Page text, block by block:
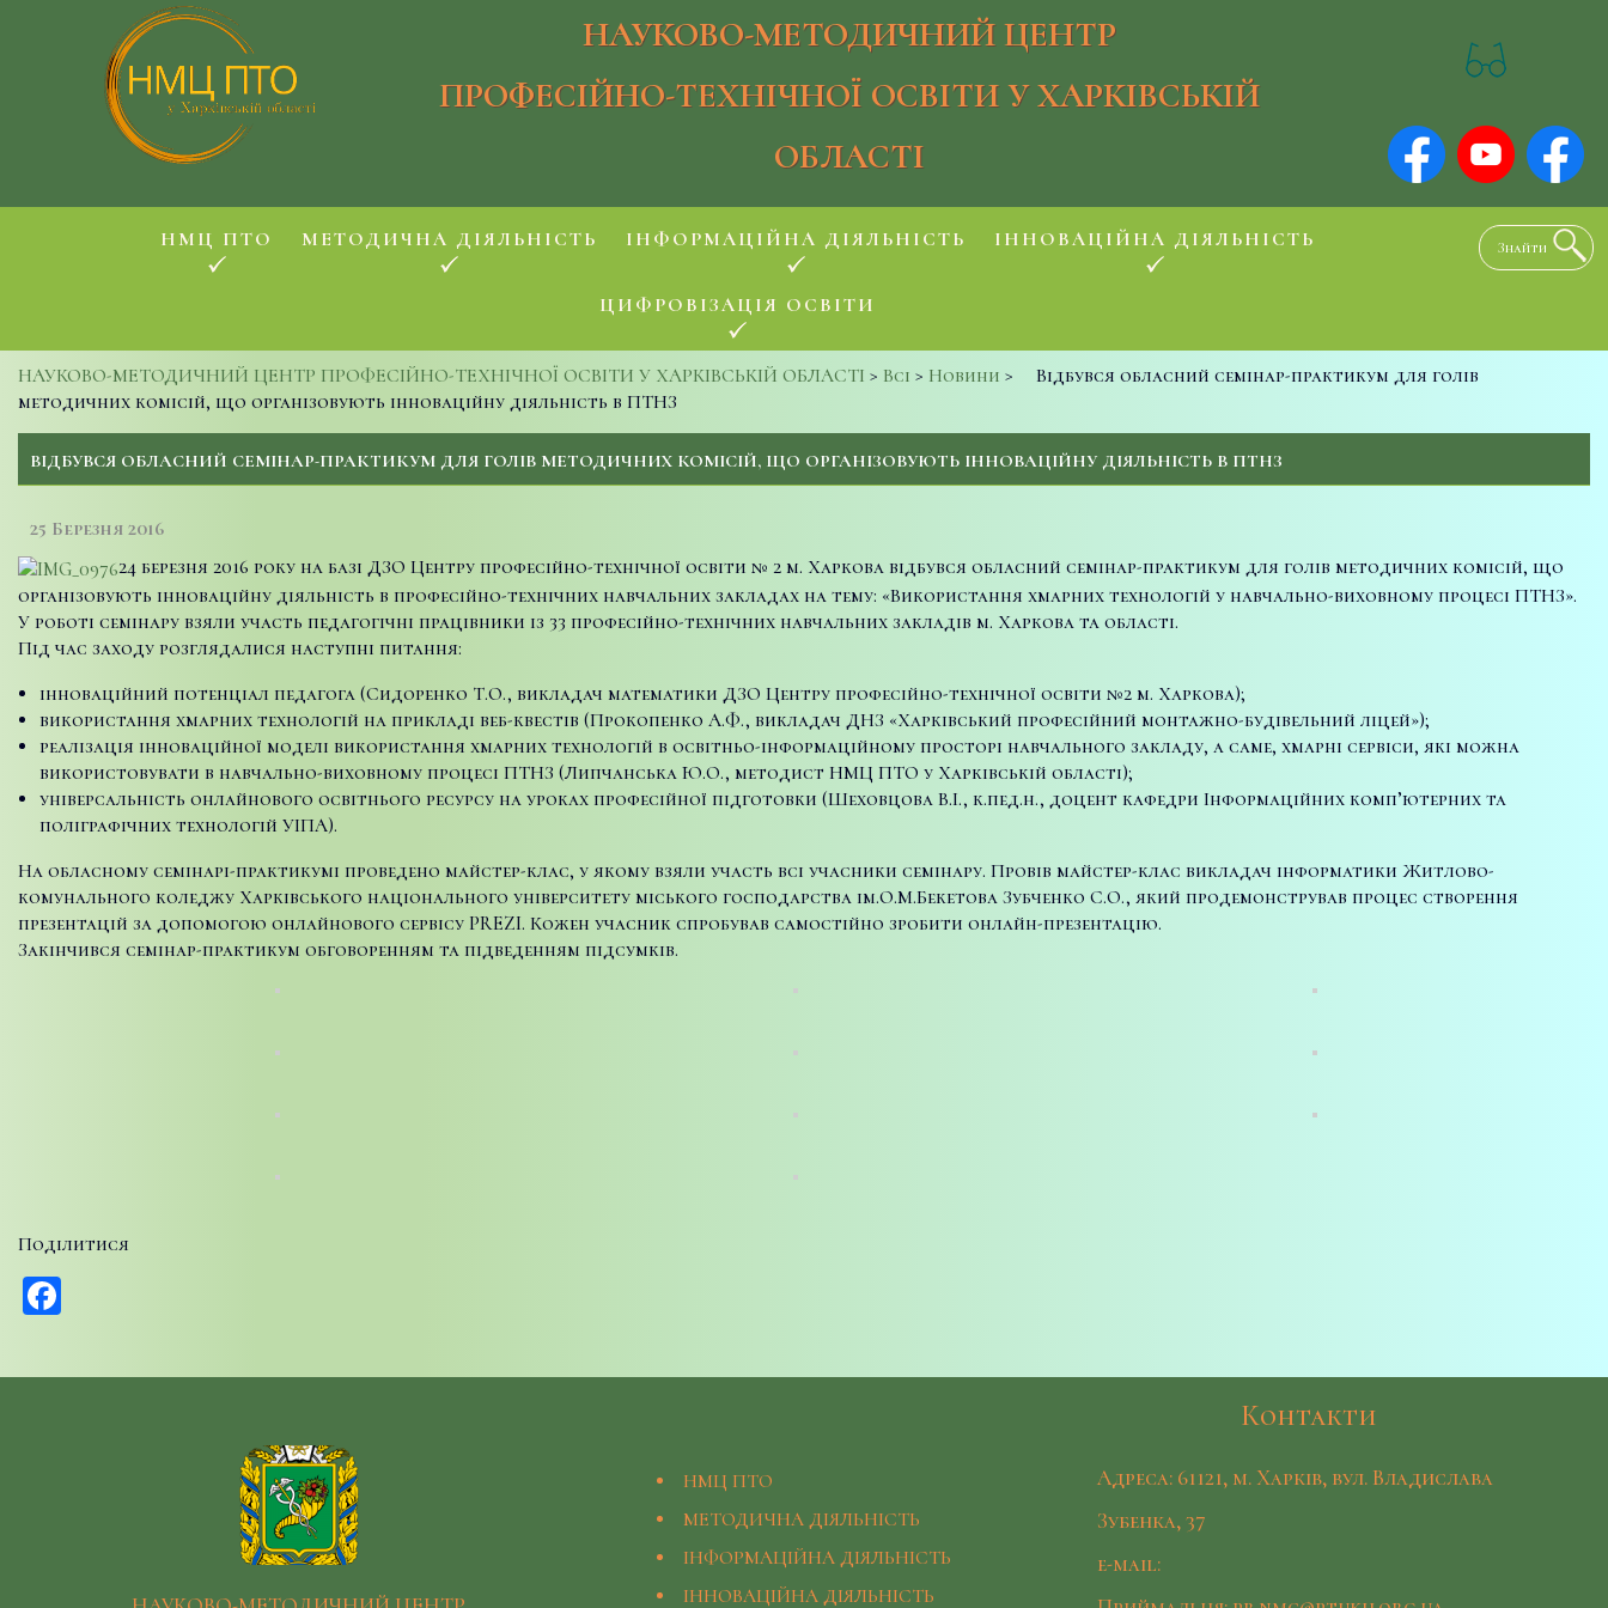
НАУКОВО-МЕТОДИЧНИЙ ЦЕНТР
ПРОФЕСІЙНО-ТЕХНІЧНОЇ ОСВІТИ У ХАРКІВСЬКІЙ
ОБЛАСТІ
НМЦ ПТО МЕТОДИЧНА ДІЯЛЬНІСТЬ ІНФОРМАЦІЙНА ДІЯЛЬНІСТЬ ІННОВАЦІЙНА ДІЯЛЬНІСТЬ
ЦИФРОВІЗАЦІЯ ОСВІТИ
НАУКОВО-МЕТОДИЧНИЙ ЦЕНТР ПРОФЕСІЙНО-ТЕХНІЧНОЇ ОСВІТИ У ХАРКІВСЬКІЙ ОБЛАСТІ > Всі > Новини >
Відбувся обласний семінар-практикум для голів
методичних комісій, що організовують інноваційну діяльність в ПТНЗ
ВІДБУВСЯ ОБЛАСНИЙ СЕМІНАР-ПРАКТИКУМ ДЛЯ ГОЛІВ МЕТОДИЧНИХ КОМІСІЙ, ЩО ОРГАНІЗОВУЮТЬ ІННОВАЦІЙНУ ДІЯЛЬНІСТЬ В ПТНЗ
25 Березня 2016
24 березня 2016 року на базі ДЗО Центру професійно-технічної освіти № 2 м. Харкова відбувся обласний семінар-практикум для голів методичних комісій, що
організовують інноваційну діяльність в професійно-технічних навчальних закладах на тему: «Використання хмарних технологій у навчально-виховному процесі ПТНЗ».
У роботі семінару взяли участь педагогічні працівники із 33 професійно-технічних навчальних закладів м. Харкова та області.
Під час заходу розглядалися наступні питання:
інноваційний потенціал педагога (Сидоренко Т.О., викладач математики ДЗО Центру професійно-технічної освіти №2 м. Харкова);
використання хмарних технологій на прикладі веб-квестів (Прокопенко А.Ф., викладач ДНЗ «Харківський професійний монтажно-будівельний ліцей»);
реалізація інноваційної моделі використання хмарних технологій в освітньо-інформаційному просторі навчального закладу, а саме, хмарні сервіси, які можна
використовувати в навчально-виховному процесі ПТНЗ (Липчанська Ю.О., методист НМЦ ПТО у Харківській області);
універсальність онлайнового освітнього ресурсу на уроках професійної підготовки (Шеховцова В.І., к.пед.н., доцент кафедри Інформаційних комп’ютерних та
поліграфічних технологій УІПА).
На обласному семінарі-практикумі проведено майстер-клас, у якому взяли участь всі учасники семінару. Провів майстер-клас викладач інформатики Житлово-
комунального коледжу Харківського національного університету міського господарства ім.О.М.Бекетова Зубченко С.О., який продемонстрував процес створення
презентацій за допомогою онлайнового сервісу PREZI. Кожен учасник спробував самостійно зробити онлайн-презентацію.
Закінчився семінар-практикум обговоренням та підведенням підсумків.
Поділитися
НМЦ ПТО
МЕТОДИЧНА ДІЯЛЬНІСТЬ
ІНФОРМАЦІЙНА ДІЯЛЬНІСТЬ
ІННОВАЦІЙНА ДІЯЛЬНІСТЬ
Контакти
Адреса: 61121, м. Харків, вул. Владислава
Зубенка, 37
e-mail: